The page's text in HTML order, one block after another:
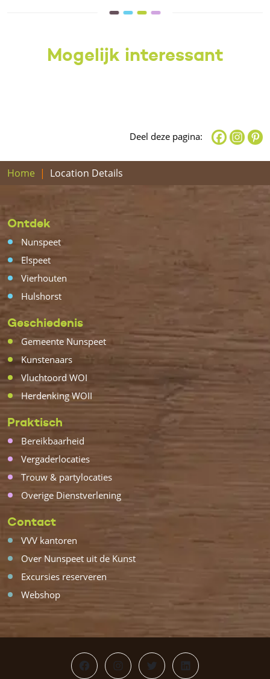
Mogelijk interessant
Deel deze pagina:
Home Location Details
Ontdek
Nunspeet
Elspeet
Vierhouten
Hulshorst
Geschiedenis
Gemeente Nunspeet
Kunstenaars
Vluchtoord WOI
Herdenking WOII
Praktisch
Bereikbaarheid
Vergaderlocaties
Trouw & partylocaties
Overige Dienstverlening
Contact
VVV kantoren
Over Nunspeet uit de Kunst
Excursies reserveren
Webshop
FacebookInstagram
TwitterLinkedIn